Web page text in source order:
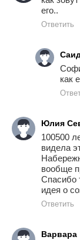
его..
Ответить
как
Юлия
100500
видела
вообще
Спасибо
идея о
Ответить
Варвара